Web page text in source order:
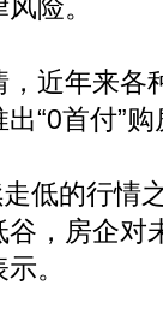
险。
近年来各
“0首付”
走低的行情
，房企对
。